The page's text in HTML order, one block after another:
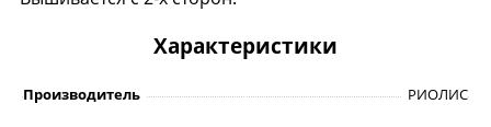
Характеристики
Производитель РИОЛИС